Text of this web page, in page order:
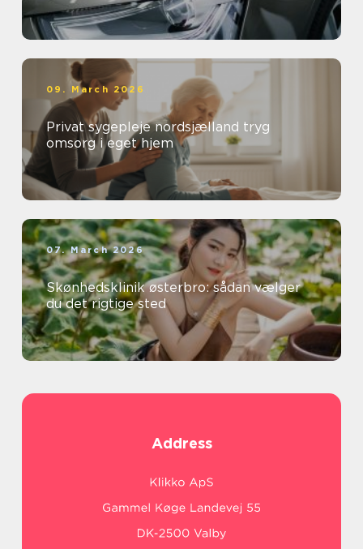
09. March 2026
Privat sygepleje nordsjælland tryg
omsorg i eget hjem
07. March 2026
Skønhedsklinik østerbro: sådan vælger
du det rigtige sted
Address